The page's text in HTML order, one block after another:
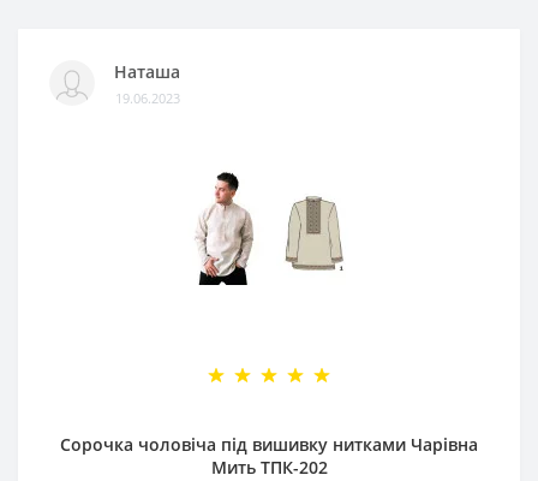
Наташа
19.06.2023
Сорочка чоловіча під вишивку нитками Чарівна
Мить ТПК-202